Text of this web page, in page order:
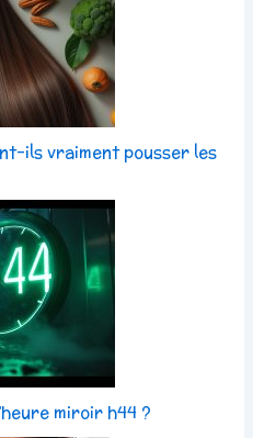
ils vraiment pousser les
miroir h44 ?